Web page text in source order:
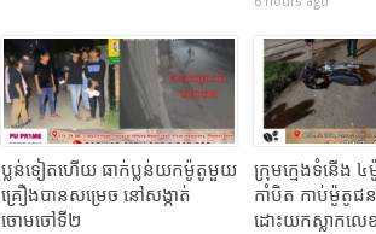
ប្លន់ទៀតហើយ ធាក់ប្លន់យកម៉ូតូមួយ
គ្រឿងបានសម្រេច នៅសង្កាត់
ចោមចៅទី២
ក្រុមក្មេងទំនើង
កាំបិត កាប់ម៉ូតូជន
ដោះយកស្លាកលេ